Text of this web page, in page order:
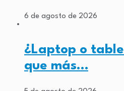
6 de agosto de 2026
¿Laptop o
que más…